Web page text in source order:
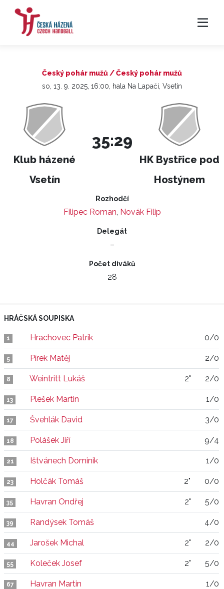
Český pohár mužů / Český pohár mužů
so, 13. 9. 2025, 16:00, hala Na Lapači, Vsetín
Klub házené
Vsetín
35:29
HK Bystřice pod
Hostýnem
Rozhodčí
Filipec Roman, Novák Filip
Delegát
–
Počet diváků
28
HRÁČSKÁ SOUPISKA
1 Hrachovec Patrik 0/0
5 Pírek Matěj 2/0
8 Weintritt Lukáš 2" 2/0
13 Plešek Martin 1/0
17 Švehlák David 3/0
18 Polášek Jiří 9/4
21 Ištvánech Dominik 1/0
23 Holčák Tomáš 2" 0/0
35 Havran Ondřej 2" 5/0
39 Randýsek Tomáš 4/0
44 Jarošek Michal 2" 2/0
55 Koleček Josef 2" 5/0
67 Havran Martin 1/0